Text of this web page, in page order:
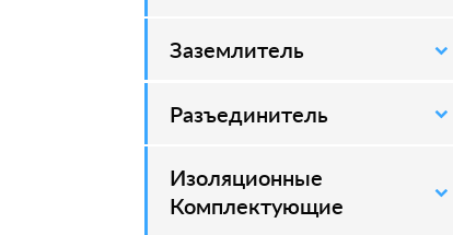
Заземлитель
–
Разъединитель
–
Изоляционные
Комплектующие
–